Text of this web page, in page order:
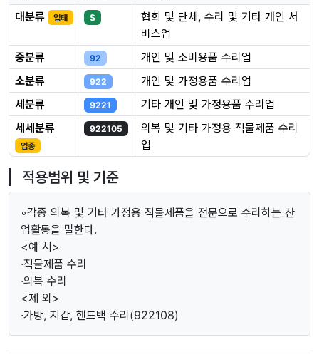
대분류
업태 S
협회 및 단체, 수리 및 기타 개인 서
비스업
중분류
92
개인 및 소비용품 수리업
소분류
922
개인 및 가정용품 수리업
세분류
9221
기타 개인 및 가정용품 수리업
세세분류
업종
922105
의복 및 기타 가정용 직물제품 수리
업
적용범위 및 기준
◦각종 의복 및 기타 가정용 직물제품을 전문으로 수리하는 산
업활동을 말한다.
<예 시>
·직물제품 수리
·의복 수리
<제 외>
·가방, 지갑, 핸드백 수리(922108)